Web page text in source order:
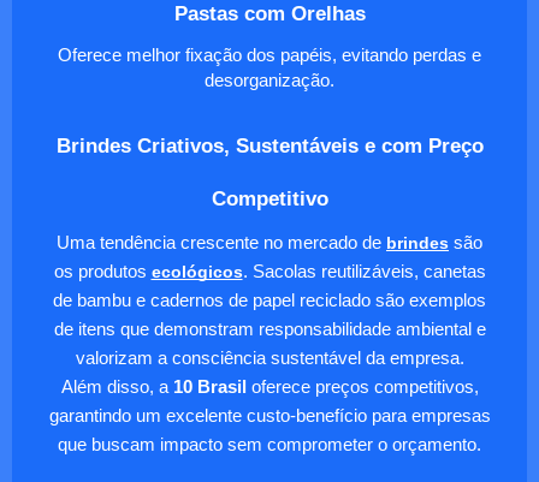
Pastas com Orelhas
Oferece melhor fixação dos papéis, evitando perdas e
desorganização.
Brindes Criativos, Sustentáveis e com Preço
Competitivo
Uma tendência crescente no mercado de brindes são
os produtos ecológicos. Sacolas reutilizáveis, canetas
de bambu e cadernos de papel reciclado são exemplos
de itens que demonstram responsabilidade ambiental e
valorizam a consciência sustentável da empresa.
Além disso, a 10 Brasiloferece preços competitivos,
garantindo um excelente custo-benefício para empresas
que buscam impacto sem comprometer o orçamento.